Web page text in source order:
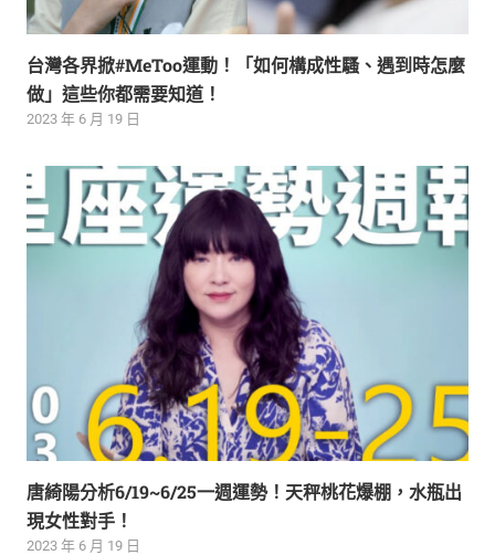
台灣各界掀#MeToo運動！「如何構成性騷、遇到時怎麼
做」這些你都需要知道！
2023 年 6 月 19 日
唐綺陽分析6/19~6/25一週運勢！天秤桃花爆棚，水瓶出
現女性對手！
2023 年 6 月 19 日